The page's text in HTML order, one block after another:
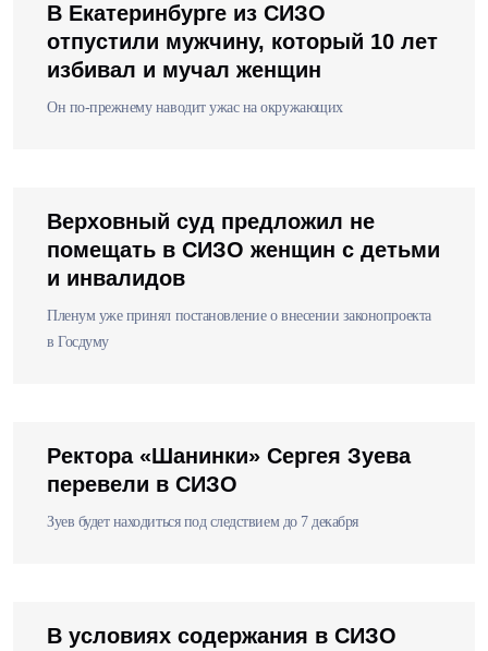
В Екатеринбурге из СИЗО
отпустили мужчину, который 10 лет
избивал и мучал женщин
Он по-прежнему наводит ужас на окружающих
Верховный суд предложил не
помещать в СИЗО женщин с детьми
и инвалидов
Пленум уже принял постановление о внесении законопроекта
в Госдуму
Ректора «Шанинки» Сергея Зуева
перевели в СИЗО
Зуев будет находиться под следствием до 7 декабря
В условиях содержания в СИЗО